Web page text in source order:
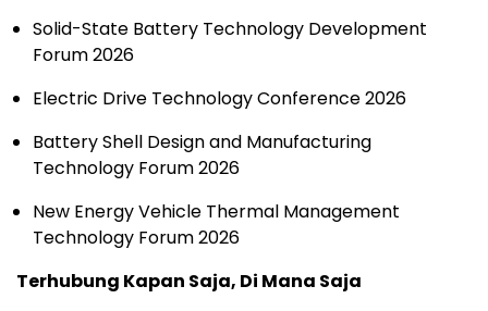
Solid-State Battery Technology Development
Forum 2026
Electric Drive Technology Conference 2026
Battery Shell Design and Manufacturing
Technology Forum 2026
New Energy Vehicle Thermal Management
Technology Forum 2026
Terhubung Kapan Saja, Di Mana Saja